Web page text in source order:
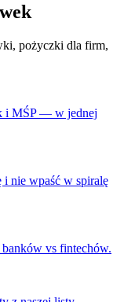
pożyczki dla firm,
i MŚP — w jednej
nie wpaść w spiralę
vs fintechów.